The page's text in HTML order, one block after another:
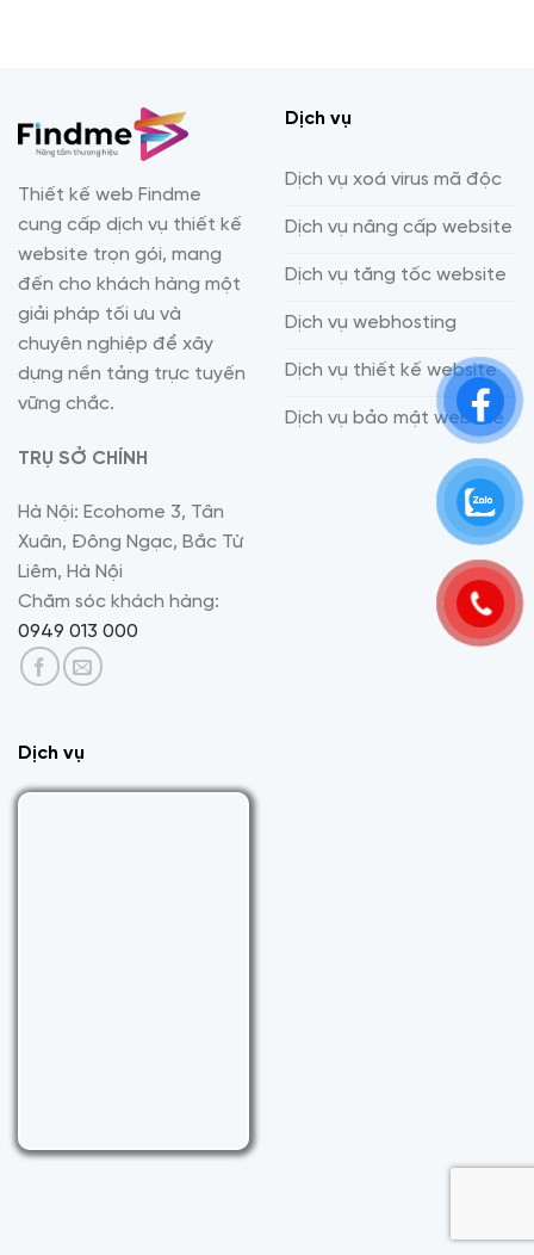
Thiết kế web Findme
cung cấp dịch vụ thiết kế
website trọn gói, mang
đến cho khách hàng một
giải pháp tối ưu và
chuyên nghiệp để xây
dựng nền tảng trực tuyến
vững chắc.
TRỤ SỞ CHÍNH
Hà Nội: Ecohome 3, Tân
Xuân, Đông Ngạc, Bắc Từ
Liêm, Hà Nội
Chăm sóc khách hàng:
0949 013 000
Dịch vụ
Dịch vụ xoá virus mã độc
Dịch vụ nâng cấp website
Dịch vụ tăng tốc website
Dịch vụ webhosting
Dịch vụ thiết kế website
Dịch vụ bảo mật website
Dịch vụ